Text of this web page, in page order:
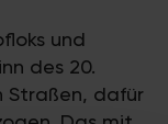
und
des 20.
Straßen, dafür